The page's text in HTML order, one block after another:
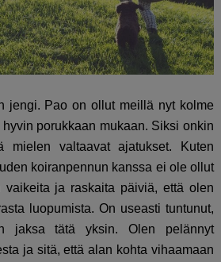
jengi. Pao on ollut meillä nyt kolme
porukkaan mukaan. Siksi onkin
mielen valtaavat ajatukset. Kuten
koiranpennun kanssa ei ole ollut
vaikeita ja raskaita päiviä, että olen
luopumista. On useasti tuntunut,
jaksa tätä yksin. Olen pelännyt
ja sitä, että alan kohta vihaamaan